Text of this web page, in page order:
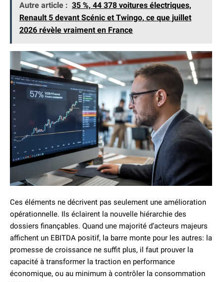
Autre article : 35 %, 44 378 voitures électriques,
Renault 5 devant Scénic et Twingo, ce que juillet
2026 révèle vraiment en France
Ces éléments ne décrivent pas seulement une amélioration
opérationnelle. Ils éclairent la nouvelle hiérarchie des
dossiers finançables. Quand une majorité d’acteurs majeurs
affichent un EBITDA positif, la barre monte pour les autres: la
promesse de croissance ne suffit plus, il faut prouver la
capacité à transformer la traction en performance
économique, ou au minimum à contrôler la consommation